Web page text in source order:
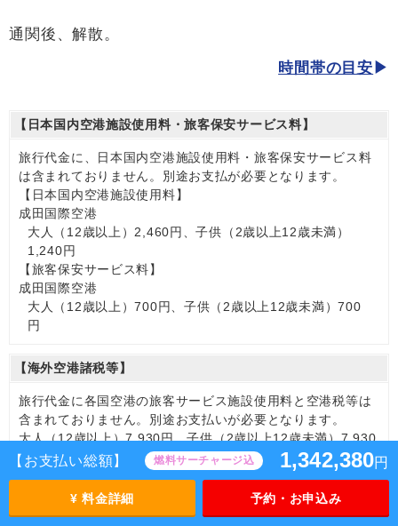
【お支払い総額】 燃料サーチャージ込 1,342,380円
¥ 料金詳細 予約・お申込み
通関後、解散。
時間帯の目安
【日本国内空港施設使用料・旅客保安サービス料】
旅行代金に、日本国内空港施設使用料・旅客保安サービス料
は含まれておりません。別途お支払が必要となります。
【日本国内空港施設使用料】
成田国際空港
大人（12歳以上）2,460円、子供（2歳以上12歳未満）
1,240円
【旅客保安サービス料】
成田国際空港
大人（12歳以上）700円、子供（2歳以上12歳未満）700
円
【海外空港諸税等】
旅行代金に各国空港の旅客サービス施設使用料と空港税等は
含まれておりません。別途お支払いが必要となります。
大人（12歳以上）7,930円、子供（2歳以上12歳未満）7,930
円
※手配の都合により変更になる場合があります。
【燃油サーチャージ】